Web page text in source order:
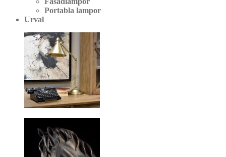
Portabla lampor
Urval